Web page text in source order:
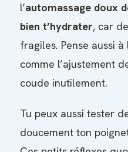
l’automassage doux
bien t’hydrater, car
fragiles. Pense aussi
comme l’ajustement
coude inutilement.
Tu peux aussi tester
doucement ton